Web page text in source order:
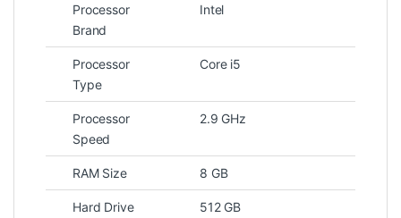
Processor
Brand
Intel
Processor
Type
Core i5
Processor
Speed
2.9 GHz
RAM Size 8 GB
Hard Drive
512 GB